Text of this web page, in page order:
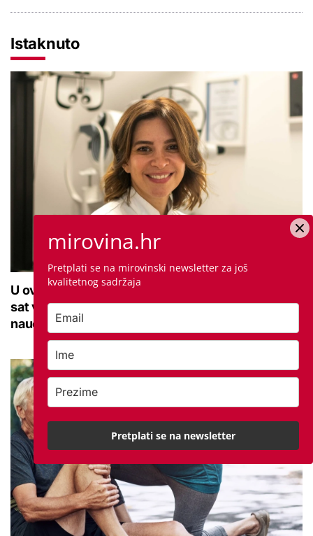
Istaknuto
U ovoj optici rade najdetaljniji pregled vida, traje
sat vremena: Bila sam na njemu, evo što me
naučio
mirovina.hr
Pretplati se na mirovinski newsletter za još
kvalitetnog sadržaja
Pretplati se na newsletter